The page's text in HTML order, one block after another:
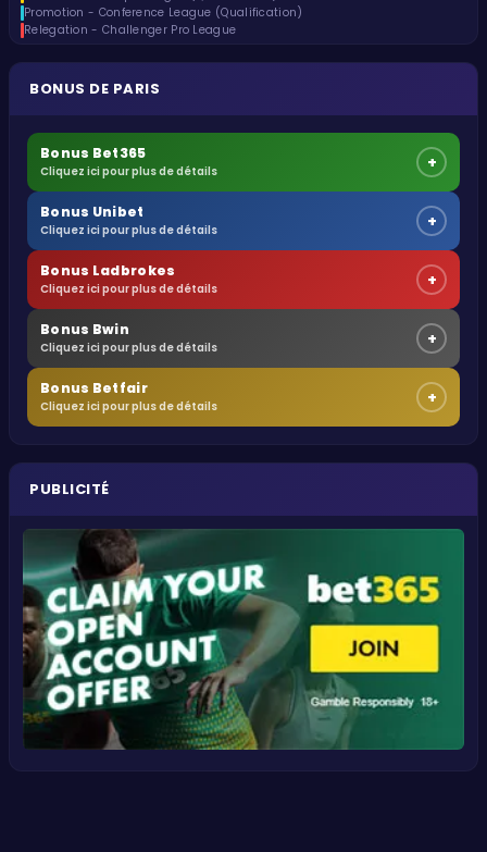
Promotion - Conference League (Qualification)
Relegation - Challenger Pro League
BONUS DE PARIS
Bonus Bet365
Cliquez ici pour plus de détails +
Bonus Unibet
Cliquez ici pour plus de détails +
Bonus Ladbrokes
Cliquez ici pour plus de détails +
Bonus Bwin
Cliquez ici pour plus de détails +
Bonus Betfair
Cliquez ici pour plus de détails +
PUBLICITÉ